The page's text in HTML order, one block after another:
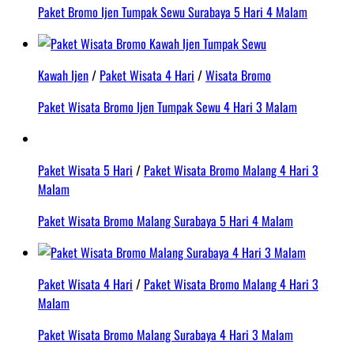
Paket Bromo Ijen Tumpak Sewu Surabaya 5 Hari 4 Malam
Kawah Ijen/ Paket Wisata 4 Hari /Wisata Bromo
Paket Wisata Bromo Ijen Tumpak Sewu 4 Hari 3 Malam
Paket Wisata 5 Hari / Paket Wisata Bromo Malang 4 Hari 3
Malam
Paket Wisata Bromo Malang Surabaya 5 Hari 4 Malam
Paket Wisata 4 Hari / Paket Wisata Bromo Malang 4 Hari 3
Malam
Paket Wisata Bromo Malang Surabaya 4 Hari 3 Malam